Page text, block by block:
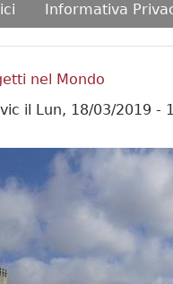
Informativa
quinel Mondo
il Lun, 18/03/2019 -